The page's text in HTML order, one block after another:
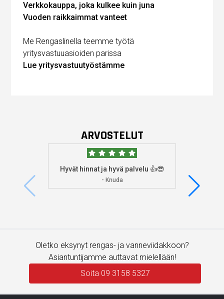
Verkkokauppa, joka kulkee kuin juna
Vuoden raikkaimmat vanteet
Me Rengaslinella teemme työtä
yritysvastuuasioiden parissa
Lue yritysvastuutyöstämme
ARVOSTELUT
Hyvät hinnat ja hyvä palvelu 👍😎
- Knuda
Oletko eksynyt rengas- ja vanneviidakkoon?
Asiantuntijamme auttavat mielellään!
Soita 09 3158 5327